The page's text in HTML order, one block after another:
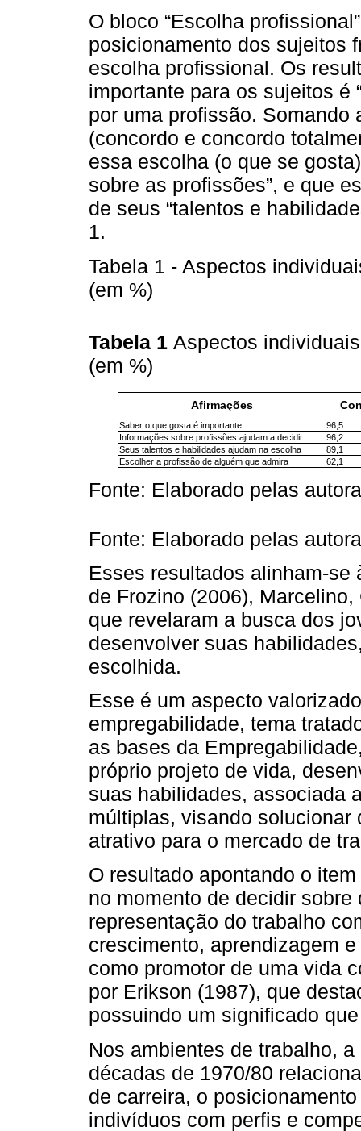
O bloco “Escolha
posicionamento dos sujeitos
escolha profissional. Os
importante para os sujeitos é
por uma profissão.
(concordo e concordo
essa escolha (o que se
sobre as profissões”, e que
de seus “talentos e
1.
Tabela 1 - Aspectos
(em %)
Tabela 1 Aspectos
(em %)
Afirmações
Saber o que gosta é importante
96,5
Informações sobre profissões ajudam a decidir
96,2
Seus talentos e habilidades ajudam na escolha
89,1
Escolher a profissão de alguém que admira
62,1
Fonte: Elaborado pelas
Fonte: Elaborado pelas
Esses resultados alinham-
de Frozino (2006),
que revelaram a busca dos
desenvolver suas
escolhida.
Esse é um aspecto
empregabilidade, tema
as bases da
próprio projeto de vida,
suas habilidades, associada
múltiplas, visando solucionar
atrativo para o mercado de
O resultado apontando o
no momento de decidir
representação do trabalho
crescimento, aprendizagem
como promotor de uma vida
por Erikson (1987), que
possuindo um significado
Nos ambientes de trabalho,
décadas de 1970/80
de carreira, o
indivíduos com perfis e